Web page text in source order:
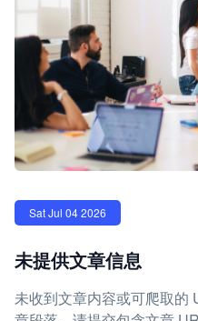
Sat Jul 04 2026
未提供文章信息
未收到文章内容或可爬取的